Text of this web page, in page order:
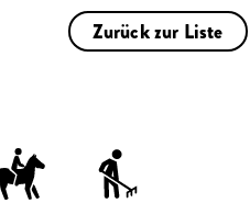
Zurück zur Liste